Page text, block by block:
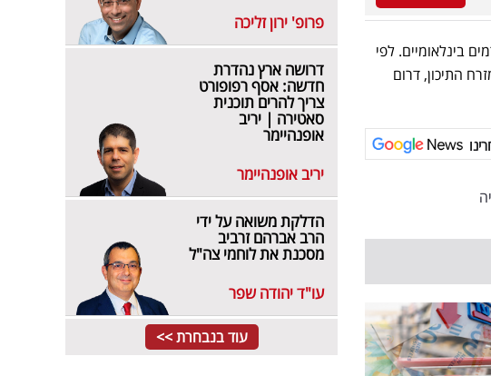
בינלאומיים. לפי
התיכון, דרום
פרופ' ירון זליכה
דרושה ארץ נהדרת
חדשה: אסף רפופורט
צריך להרים תוכנית
סאטירה | יריב
אופנהיימר
יריב אופנהיימר
הדלקת משואה על ידי
הרב אברהם זרביב
מסכנת את לוחמי צה"ל
עו"ד יהודה שפר
עוד בנבחרת >>